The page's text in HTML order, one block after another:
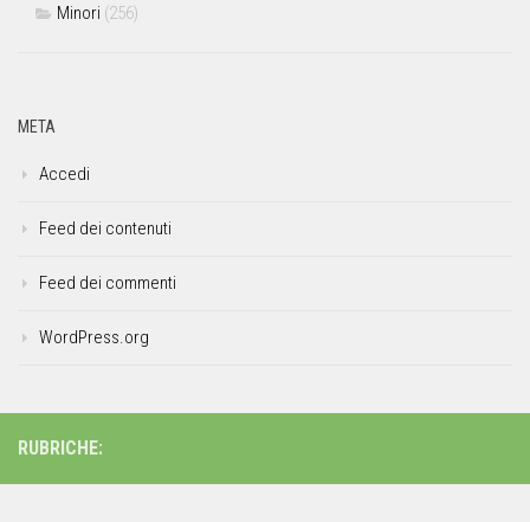
Minori (256)
META
Accedi
Feed dei contenuti
Feed dei commenti
WordPress.org
RUBRICHE: